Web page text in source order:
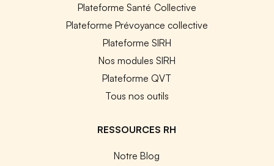
Plateforme Santé Collective
Plateforme Prévoyance collective
Plateforme SIRH
Nos modules SIRH
Plateforme QVT
Tous nos outils
RESSOURCES RH
Notre Blog